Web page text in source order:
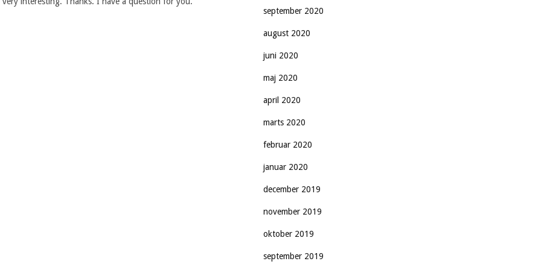
september 2020
august 2020
juni 2020
maj 2020
april 2020
marts 2020
februar 2020
januar 2020
december 2019
november 2019
oktober 2019
september 2019